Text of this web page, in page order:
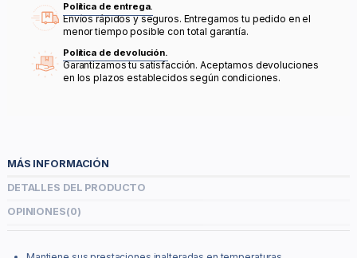
Política de entrega.
Envíos rápidos y seguros. Entregamos tu pedido en el
menor tiempo posible con total garantía.
Política de devolución.
Garantizamos tu satisfacción. Aceptamos devoluciones
en los plazos establecidos según condiciones.
MÁS INFORMACIÓN
DETALLES DEL PRODUCTO
OPINIONES(0)